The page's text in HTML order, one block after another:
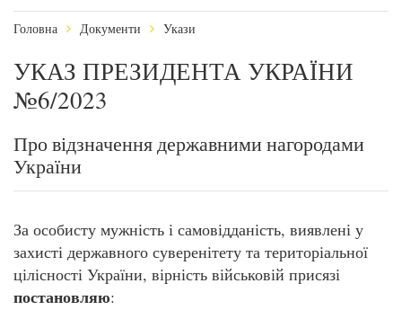
Головна Документи Укази
УКАЗ ПРЕЗИДЕНТА УКРАЇНИ
№6/2023
Про відзначення державними нагородами
України
За особисту мужність і самовідданість, виявлені у
захисті державного суверенітету та територіальної
цілісності України, вірність військовій присязі
постановляю: